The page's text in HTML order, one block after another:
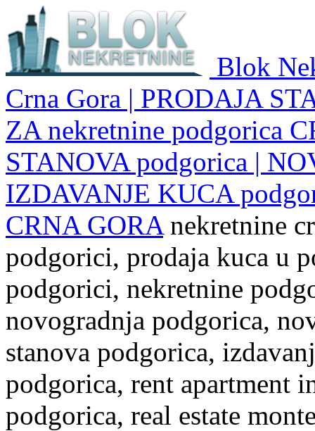
Blok
Crna Gora | PRODAJA
ZA nekretnine podgorica
STANOVA podgorica |
IZDAVANJE KUCA
CRNA GORA nekretnine
podgorici, prodaja kuca u
podgorici, nekretnine
novogradnja podgorica,
stanova podgorica,
podgorica, rent apartment
podgorica, real estate